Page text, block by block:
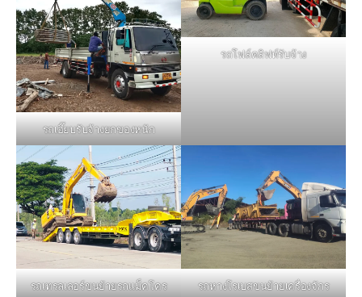
รถเฮี๊ยบรับจ้างยกของหนัก
รถโฟล์คลิฟท์รับจ้าง
รถเทรลเลอร์ขนย้ายรถแม็คโคร รถหางโรเบสขนย้ายเครื่องจักร